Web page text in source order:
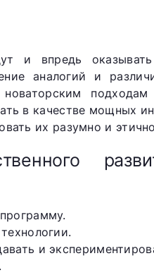
и впредь оказывать
аналогий и
в качестве мощных
их разумно и
и